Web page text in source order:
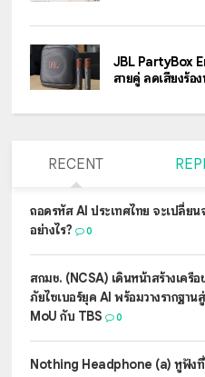
JBL PartyBox
สายคู่ ลดเสียงร้อง
RECENT
ถอดรหัส AI ประเทศไทย จะเปลี่ย
อย่างไร?
0
สกมช. (NCSA) เดินหน้าสร้างเครื
ภัยไซเบอร์ยุค AI พร้อมวางรากฐ
MoU กับ TBS
0
Nothing Headphone (a) หูฟังที่